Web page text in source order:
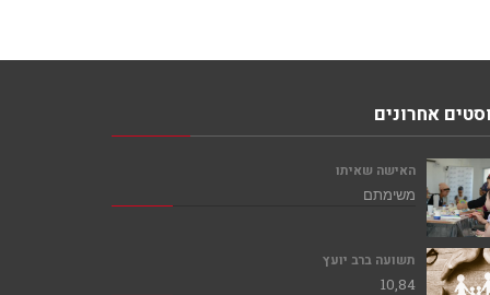
אחרונים
האישה שאיתו
משימתם
תשועה ברב יועץ
10,84